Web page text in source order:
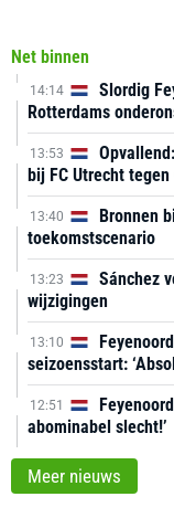
Net binnen
14:14
Slordig
Rotterdams
13:53
bij FC Utrecht tegen
13:40
Bronnen
toekomstscenario
13:23
Sánchez
wijzigingen
13:10
seizoensstart:
12:51
abominabel slecht!’
Meer nieuws